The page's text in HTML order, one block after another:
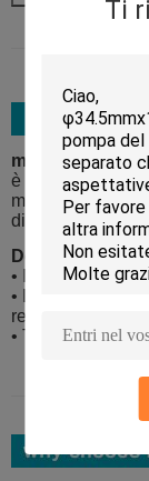
Ti
materiale da
è legato cinque
materiali della
disponibile
Dettagli di
• Il porto di
• La CATENA
requisito dei clienti
• T/T ed il LC